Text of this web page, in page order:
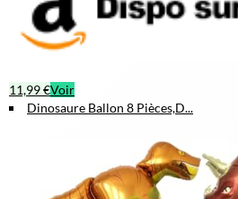
11,99 €Voir
Dinosaure Ballon 8 Pièces,D...